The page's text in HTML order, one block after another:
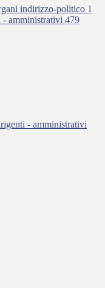
indirizzo-politico 1
amministrativi 479
- amministrativi